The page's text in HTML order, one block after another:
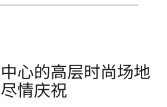
心的高层时尚场地
尽情庆祝